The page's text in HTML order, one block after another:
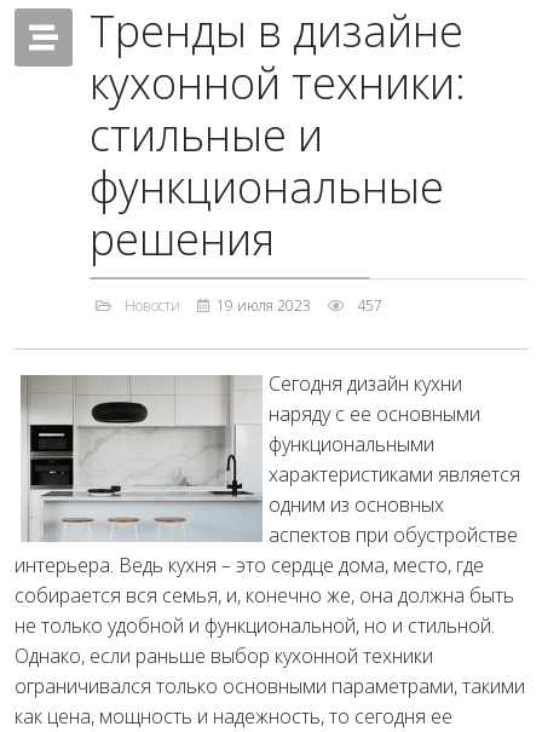
Тренды в дизайне
кухонной техники:
стильные и
функциональные
решения
Новости 19 июля 2023 457
Сегодня дизайн кухни
наряду с ее основными
функциональными
характеристиками является
одним из основных
аспектов при обустройстве
интерьера. Ведь кухня – это сердце дома, место, где
собирается вся семья, и, конечно же, она должна быть
не только удобной и функциональной, но и стильной.
Однако, если раньше выбор кухонной техники
ограничивался только основными параметрами, такими
как цена, мощность и надежность, то сегодня ее